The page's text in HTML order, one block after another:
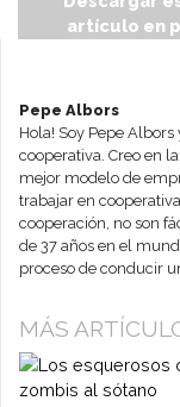
artículo en
Pepe Albors
Hola! Soy Pepe
cooperativa. Creo en
mejor modelo de
trabajar en
cooperación, no son
de 37 años en el
proceso de conducir
MÁS